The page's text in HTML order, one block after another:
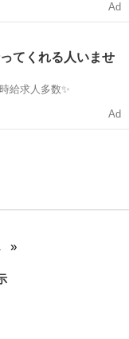
Ad
てくれる人いませ
要！高時給求人多数✨
Ad